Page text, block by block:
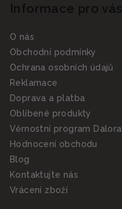
Informace pro vás
O nás
Obchodní podmínky
Ochrana osobních údajů
Reklamace
Doprava a platba
Oblíbené produkty
Věrnostní program Dalora
Hodnocení obchodu
Blog
Kontaktujte nás
Vrácení zboží